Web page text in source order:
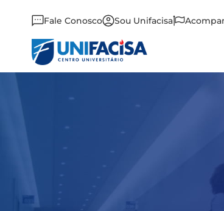
Fale Conosco Sou Unifacisa